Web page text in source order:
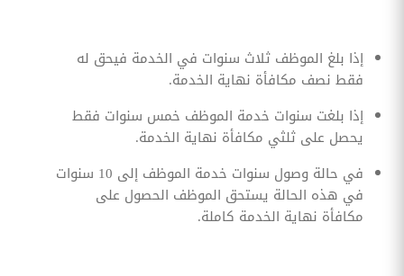
إذا بلغ الموظف ثلاث سنوات في الخدمة فيحق له
فقط نصف مكافأة نهاية الخدمة.
إذا بلغت سنوات خدمة الموظف خمس سنوات فقط
يحصل على ثلثي مكافأة نهاية الخدمة.
في حالة وصول سنوات خدمة الموظف إلى 10 سنوات
في هذه الحالة يستحق الموظف الحصول على
مكافأة نهاية الخدمة كاملة.